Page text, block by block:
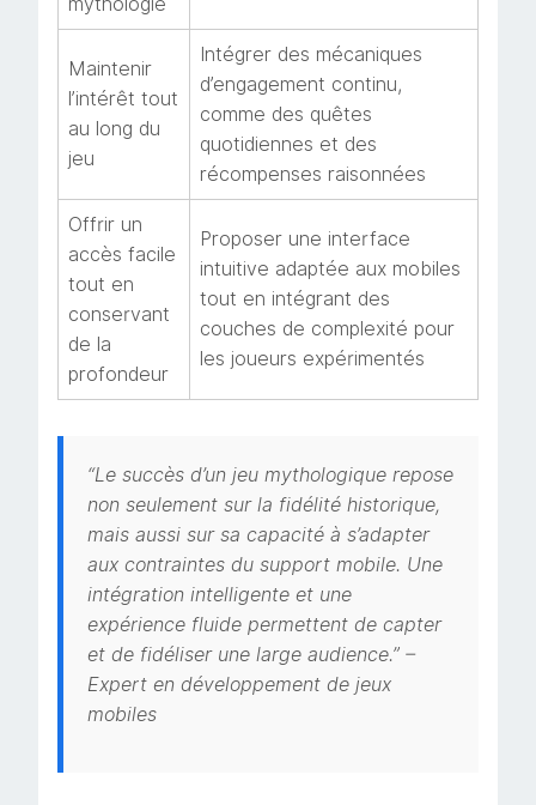
Maintenir
l’intérêt tout
au long du
jeu
Intégrer des mécaniques
d’engagement continu,
comme des quêtes
quotidiennes et des
récompenses raisonnées
Offrir un
accès facile
tout en
conservant
de la
profondeur
Proposer une interface
intuitive adaptée aux mobiles
tout en intégrant des
couches de complexité pour
les joueurs expérimentés
“Le succès d’un jeu mythologique repose
non seulement sur la fidélité historique,
mais aussi sur sa capacité à s’adapter
aux contraintes du support mobile. Une
intégration intelligente et une
expérience fluide permettent de capter
et de fidéliser une large audience.” –
Expert en développement de jeux
mobiles